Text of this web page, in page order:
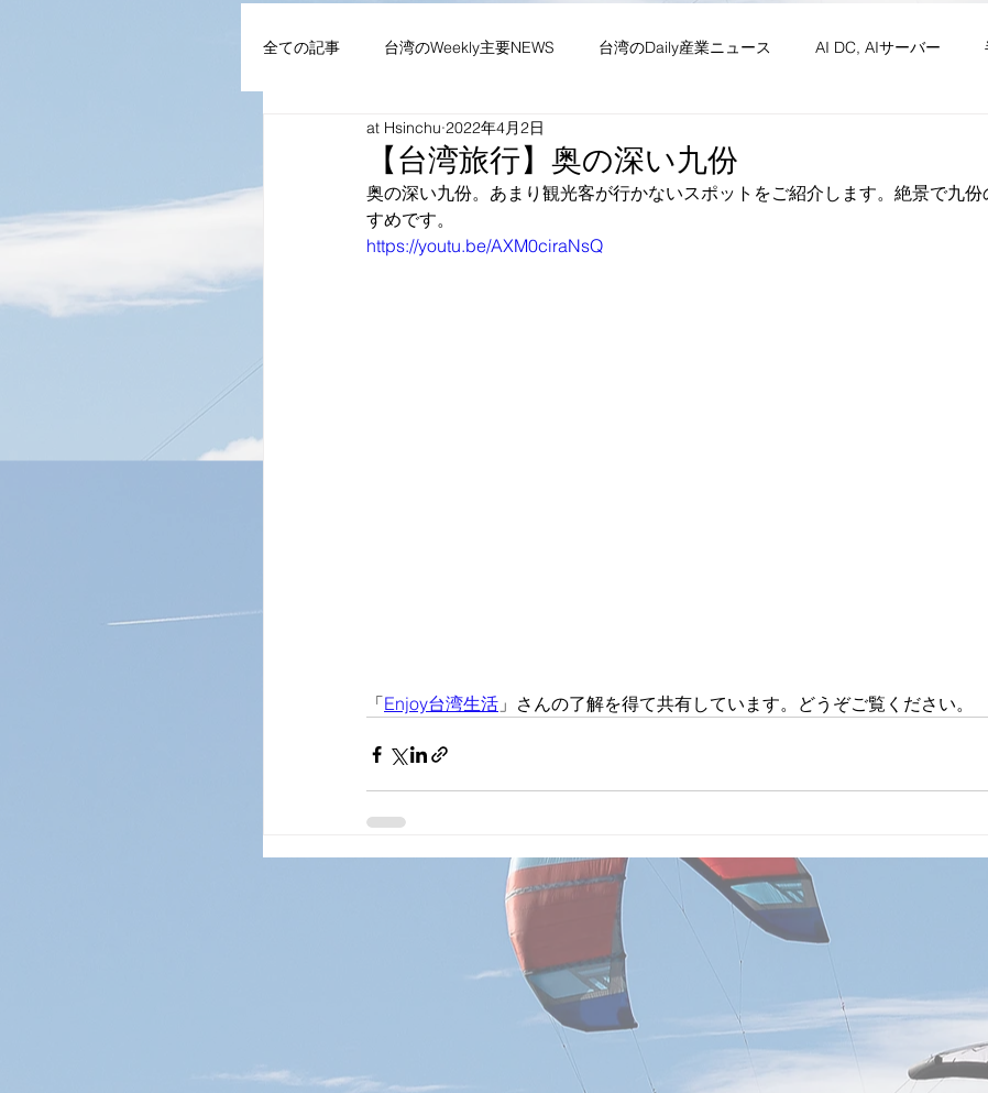
全ての記事 台湾のWeekly主要NEWS 台湾のDaily産業ニュース AI DC, AIサーバー
AIoT・通信機器・ネットワーク
企業・組織 NEWS・社会文化・イベント等
【台湾旅行】奥の深い九份
at Hsinchu 2022年4月2日
奥の深い九份。あまり観光客が行かないスポットをご紹介します。絶景で九
すめです。
https://youtu.be/AXM0ciraNsQ
「Enjoy台湾生活 」さんの了解を得て共有しています。どうぞご覧ください。